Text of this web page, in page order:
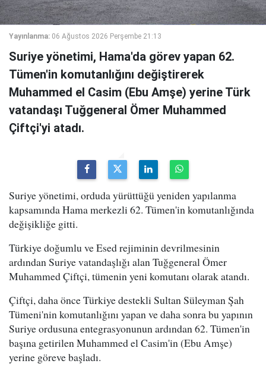
Yayınlanma: 06 Ağustos 2026 Perşembe 21:13
Suriye yönetimi, Hama'da görev yapan 62.
Tümen'in komutanlığını değiştirerek
Muhammed el Casim (Ebu Amşe) yerine Türk
vatandaşı Tuğgeneral Ömer Muhammed
Çiftçi'yi atadı.
Suriye yönetimi, orduda yürüttüğü yeniden yapılanma
kapsamında Hama merkezli 62. Tümen'in komutanlığında
değişikliğe gitti.
Türkiye doğumlu ve Esed rejiminin devrilmesinin
ardından Suriye vatandaşlığı alan Tuğgeneral Ömer
Muhammed Çiftçi, tümenin yeni komutanı olarak atandı.
Çiftçi, daha önce Türkiye destekli Sultan Süleyman Şah
Tümeni'nin komutanlığını yapan ve daha sonra bu yapının
Suriye ordusuna entegrasyonunun ardından 62. Tümen'in
başına getirilen Muhammed el Casim'in (Ebu Amşe)
yerine göreve başladı.